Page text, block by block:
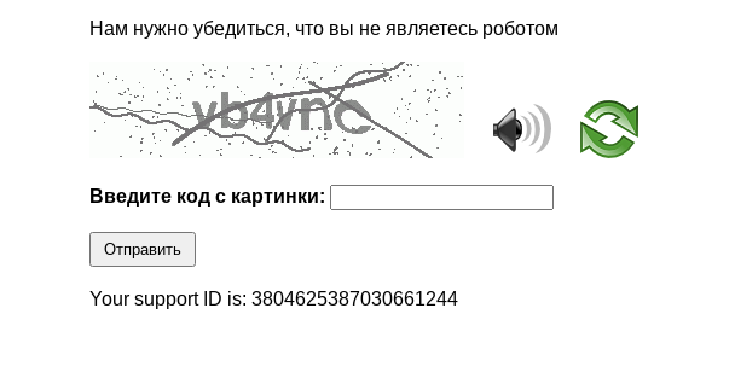
Нам нужно убедиться, что вы не являетесь роботом
Введите код с картинки:
Отправить
Your support ID is: 3804625387030661244